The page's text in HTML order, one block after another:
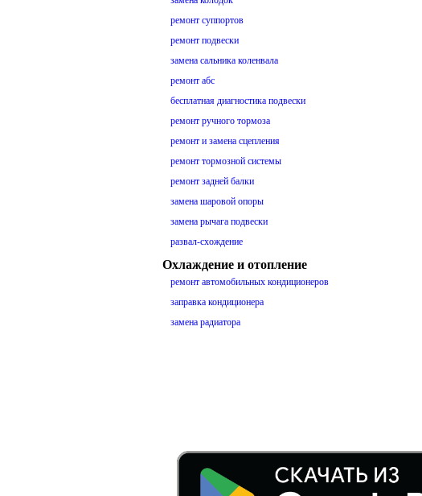
ремонт суппортов
ремонт подвески
замена сальника коленвала
ремонт абс
бесплатная диагностика подвески
ремонт ручного тормоза
ремонт и замена сцепления
ремонт тормозной системы
ремонт задней балки
замена шаровой опоры
замена рычага подвески
развал-схождение
Охлаждение и отопление
ремонт автомобильных кондиционеров
заправка кондиционера
замена радиатора